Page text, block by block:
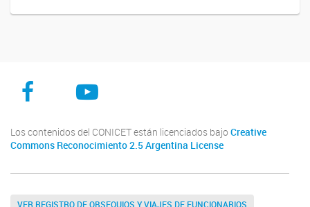
Facebook
Instagram
Youtube
Los contenidos del CONICET están licenciados bajo Creative
Commons Reconocimiento 2.5 Argentina License
VER REGISTRO DE OBSEQUIOS Y VIAJES DE FUNCIONARIOS